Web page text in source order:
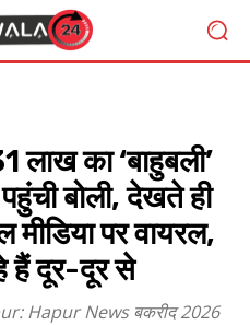
का ‘बाहुबली’
बोली, देखते ही
पर वायरल,
हैं दूर-दूर से
Hapur News बकरीद 2026